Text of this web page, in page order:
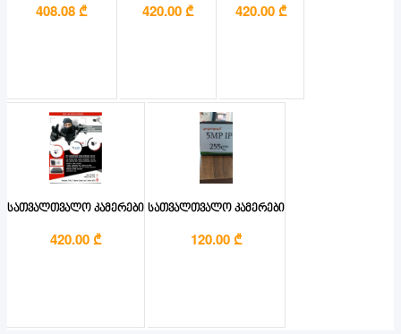
408.08 ₾ 420.00 ₾ 420.00 ₾
სათვალთვალო კამერები
420.00 ₾
სათვალთვალო კამერები
120.00 ₾